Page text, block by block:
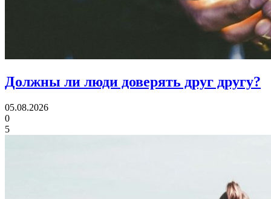
Должны ли люди доверять друг другу?
05.08.2026
0
5